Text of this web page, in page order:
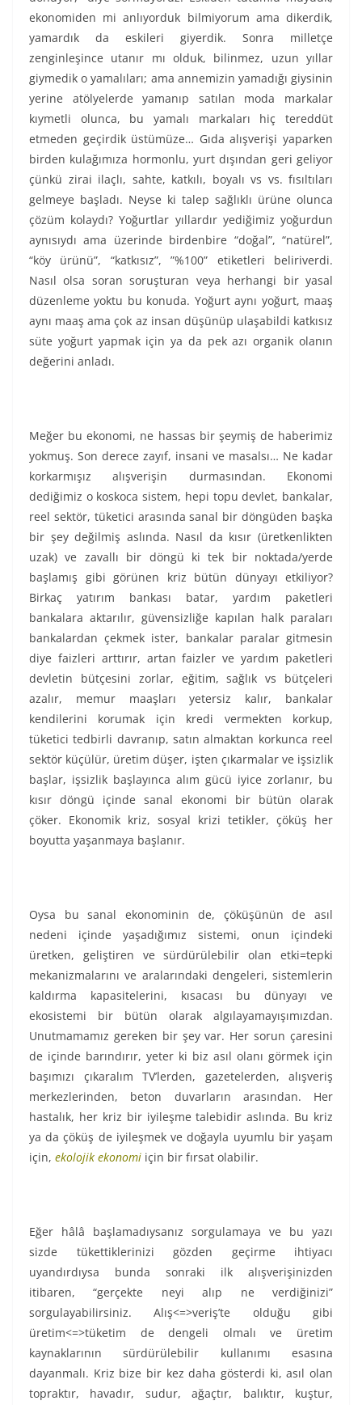
ekonomiden mi anlıyorduk bilmiyorum ama dikerdik,
yamardık da eskileri giyerdik. Sonra milletçe
zenginleşince utanır mı olduk, bilinmez, uzun yıllar
giymedik o yamalıları; ama annemizin yamadığı giysinin
yerine atölyelerde yamanıp satılan moda markalar
kıymetli olunca, bu yamalı markaları hiç tereddüt
etmeden geçirdik üstümüze… Gıda alışverişi yaparken
birden kulağımıza hormonlu, yurt dışından geri geliyor
çünkü zirai ilaçlı, sahte, katkılı, boyalı vs vs. fısıltıları
gelmeye başladı. Neyse ki talep sağlıklı ürüne olunca
çözüm kolaydı? Yoğurtlar yıllardır yediğimiz yoğurdun
aynısıydı ama üzerinde birdenbire “doğal”, “natürel”,
“köy ürünü”, “katkısız”, ”%100” etiketleri beliriverdi.
Nasıl olsa soran soruşturan veya herhangi bir yasal
düzenleme yoktu bu konuda. Yoğurt aynı yoğurt, maaş
aynı maaş ama çok az insan düşünüp ulaşabildi katkısız
süte yoğurt yapmak için ya da pek azı organik olanın
değerini anladı.
Meğer bu ekonomi, ne hassas bir şeymiş de haberimiz
yokmuş. Son derece zayıf, insani ve masalsı… Ne kadar
korkarmışız alışverişin durmasından. Ekonomi
dediğimiz o koskoca sistem, hepi topu devlet, bankalar,
reel sektör, tüketici arasında sanal bir döngüden başka
bir şey değilmiş aslında. Nasıl da kısır (üretkenlikten
uzak) ve zavallı bir döngü ki tek bir noktada/yerde
başlamış gibi görünen kriz bütün dünyayı etkiliyor?
Birkaç yatırım bankası batar, yardım paketleri
bankalara aktarılır, güvensizliğe kapılan halk paraları
bankalardan çekmek ister, bankalar paralar gitmesin
diye faizleri arttırır, artan faizler ve yardım paketleri
devletin bütçesini zorlar, eğitim, sağlık vs bütçeleri
azalır, memur maaşları yetersiz kalır, bankalar
kendilerini korumak için kredi vermekten korkup,
tüketici tedbirli davranıp, satın almaktan korkunca reel
sektör küçülür, üretim düşer, işten çıkarmalar ve işsizlik
başlar, işsizlik başlayınca alım gücü iyice zorlanır, bu
kısır döngü içinde sanal ekonomi bir bütün olarak
çöker. Ekonomik kriz, sosyal krizi tetikler, çöküş her
boyutta yaşanmaya başlanır.
Oysa bu sanal ekonominin de, çöküşünün de asıl
nedeni içinde yaşadığımız sistemi, onun içindeki
üretken, geliştiren ve sürdürülebilir olan etki=tepki
mekanizmalarını ve aralarındaki dengeleri, sistemlerin
kaldırma kapasitelerini, kısacası bu dünyayı ve
ekosistemi bir bütün olarak algılayamayışımızdan.
Unutmamamız gereken bir şey var. Her sorun çaresini
de içinde barındırır, yeter ki biz asıl olanı görmek için
başımızı çıkaralım TV’lerden, gazetelerden, alışveriş
merkezlerinden, beton duvarların arasından. Her
hastalık, her kriz bir iyileşme talebidir aslında. Bu kriz
ya da çöküş de iyileşmek ve doğayla uyumlu bir yaşam
için, ekolojik ekonomi için bir fırsat olabilir.
Eğer hâlâ başlamadıysanız sorgulamaya ve bu yazı
sizde tükettiklerinizi gözden geçirme ihtiyacı
uyandırdıysa bunda sonraki ilk alışverişinizden
itibaren, “gerçekte neyi alıp ne verdiğinizi”
sorgulayabilirsiniz. Alış<=>veriş’te olduğu gibi
üretim<=>tüketim de dengeli olmalı ve üretim
kaynaklarının sürdürülebilir kullanımı esasına
dayanmalı. Kriz bize bir kez daha gösterdi ki, asıl olan
topraktır, havadır, sudur, ağaçtır, balıktır, kuştur,